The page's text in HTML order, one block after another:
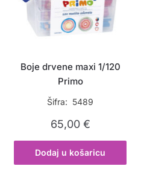
Boje drvene maxi 1/120
Primo
Šifra: 5489
65,00 €
Dodaj u košaricu